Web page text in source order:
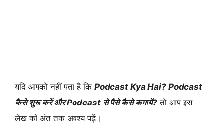
यदि आपको नहीं पता है कि Podcast Kya Hai? Podcast
कैसे शुरू करें और Podcast से पैसे कैसे कमायें? तो आप इस
लेख को अंत तक अवश्य पढ़ें।